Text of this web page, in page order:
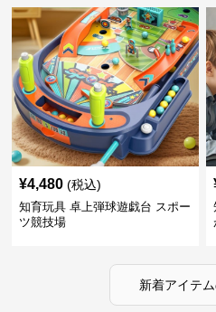
¥4,480 (税込)
知育玩具 卓上弾球遊戯台 スポー
ツ競技場
新着アイテ